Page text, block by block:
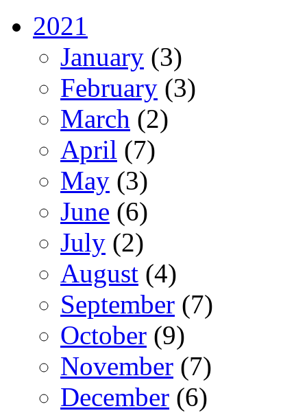
2021
January (3)
February (3)
March (2)
April (7)
May (3)
June (6)
July (2)
August (4)
September (7)
October (9)
November (7)
December (6)